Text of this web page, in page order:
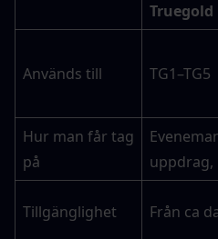
Truegold
Används till TG1–TG5
Hur man får tag
på
uppdrag,
Tillgänglighet Från ca